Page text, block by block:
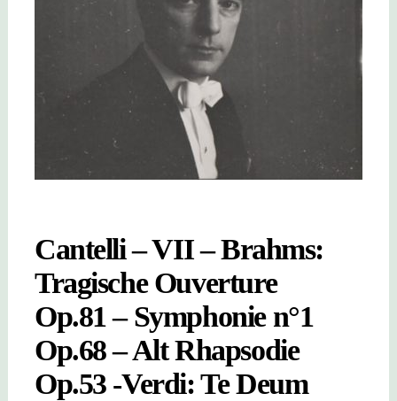
Cantelli – VII – Brahms:
Tragische Ouverture
Op.81 – Symphonie n°1
Op.68 – Alt Rhapsodie
Op.53 -Verdi: Te Deum